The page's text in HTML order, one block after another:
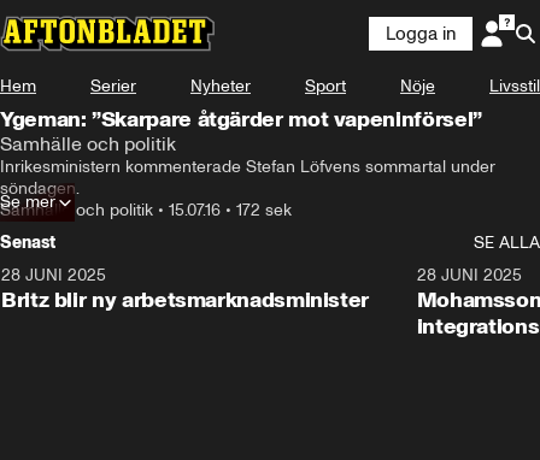
Logga in
Hem Serier Nyheter Sport Nöje Livsstil
Ygeman: ”Skarpare åtgärder mot vapeninförsel”
Samhälle och politik
Inrikesministern kommenterade Stefan Löfvens sommartal under
söndagen.
Samhälle och politik • 15.07.16 • 172 sek
Se mer
Senast
SE ALLA
28 JUNI 2025
Britz blir ny arbetsmarknadsminister
28 JUNI 2025